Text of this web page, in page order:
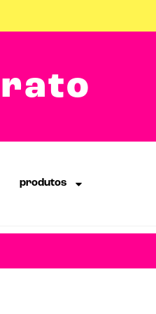
produtos